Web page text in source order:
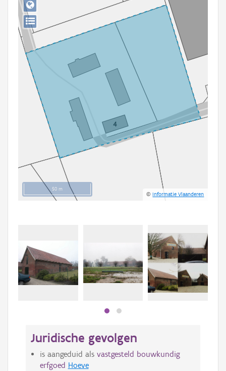
Downloads
Hergebruik
Aanmelden
50 m
©Informatie Vlaanderen
Juridische gevolgen
is aangeduid als vastgesteld bouwkundig
erfgoed Hoeve